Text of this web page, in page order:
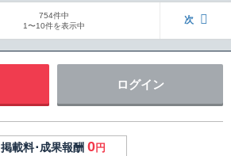
754件中
1〜10件を表示中
次
ログイン
掲載料･成果報酬 0円